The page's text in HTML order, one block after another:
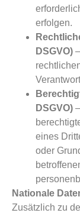
erfolgen.
DSGVO)
DSGVO)
eines
oder
Nationale
Zusätzlich zu